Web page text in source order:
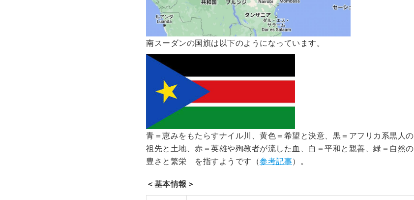
南スーダンの国旗は以下のようになっています。
青＝恵みをもたらすナイル川、黄色＝希望と決意、黒＝アフリカ系黒人の
祖先と土地、赤＝英雄や殉教者が流した血、白＝平和と親善、緑＝自然の
豊さと繁栄 を指すようです（参考記事）。
＜基本情報＞